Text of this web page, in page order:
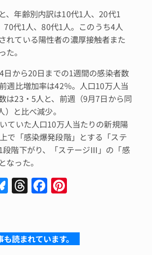
、年齢別内訳は10代1人、20代1
70代1人、80代1人。このうち4人
れている陽性者の濃厚接触者また
た。
から20日までの1週間の感染者数
週比増加率は42％。人口10万人当
は23・5人と、前週（9月7日から同
と比べ減少。
ていた人口10万人当たりの新規陽
で「感染爆発段階」とする「ステ
階下がり、「ステージⅢ」の「感
なった。
Bl
u
s
k
T
hr
a
d
F
a
e
b
re
st
読まれています。